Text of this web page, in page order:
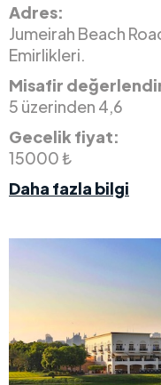
Adres:
Jumeirah Beach
Emirlikleri.
Misafir
5 üzerinden 4,6
Gecelik fiyat:
15000 ₺
Daha fazla bilgi